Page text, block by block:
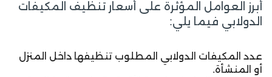
أبرز العوامل المؤثرة على أسعار تنظيف المكيفات
الدولابي فيما يلي:
عدد المكيفات الدولابي المطلوب تنظيفها داخل المنزل
أو المنشأة.